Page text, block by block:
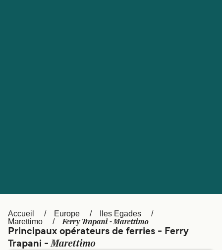
Canada België (NL)
Ελλάδα
Accueil Europe
Iles Egades
Marettimo
Ferry Trapani - Marettimo
Principaux opérateurs de ferries - Ferry
Trapani -Marettimo